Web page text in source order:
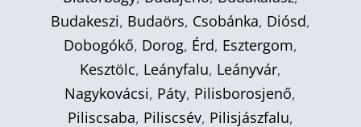
Budakeszi, Budaörs, Csobánka, Diósd,
Dobogókő, Dorog, Érd, Esztergom,
Kesztölc, Leányfalu, Leányvár,
Nagykovácsi, Páty, Pilisborosjenő,
Piliscsaba, Piliscsév, Pilisjászfalu,